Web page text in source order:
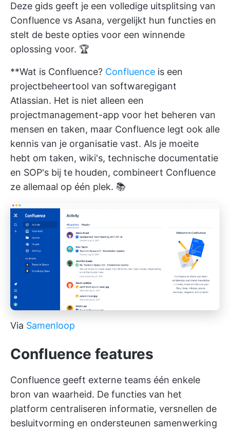
Deze gids geeft je een volledige uitsplitsing van
Confluence vs Asana, vergelijkt hun functies en
stelt de beste opties voor een winnende
oplossing voor. 🏆
**Wat is Confluence? Confluence is een
projectbeheertool van softwaregigant
Atlassian. Het is niet alleen een
projectmanagement-app voor het beheren van
mensen en taken, maar Confluence legt ook alle
kennis van je organisatie vast. Als je moeite
hebt om taken, wiki's, technische documentatie
en SOP's bij te houden, combineert Confluence
ze allemaal op één plek. 📚
Via Samenloop
Confluence features
Confluence geeft externe teams één enkele
bron van waarheid. De functies van het
platform centraliseren informatie, versnellen de
besluitvorming en ondersteunen samenwerking